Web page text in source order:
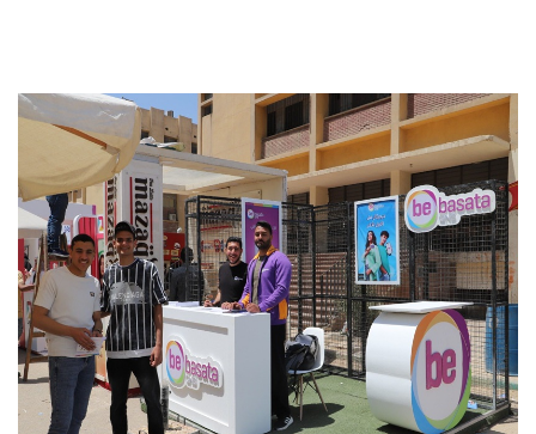
تواصل معنا
الطلاب
هيئة التدريس
الدراسات العليا
الخريجين